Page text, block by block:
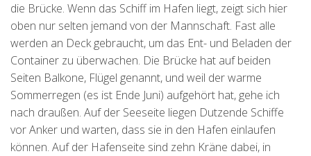
die Brücke. Wenn das Schiff im Hafen liegt, zeigt sich hier
oben nur selten jemand von der Mannschaft. Fast alle
werden an Deck gebraucht, um das Ent- und Beladen der
Container zu überwachen. Die Brücke hat auf beiden
Seiten Balkone, Flügel genannt, und weil der warme
Sommerregen (es ist Ende Juni) aufgehört hat, gehe ich
nach draußen. Auf der Seeseite liegen Dutzende Schiffe
vor Anker und warten, dass sie in den Hafen einlaufen
können. Auf der Hafenseite sind zehn Kräne dabei, in